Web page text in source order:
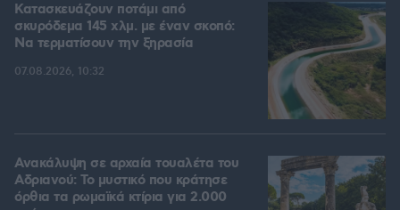
Κατασκευάζουν ποτάμι από
σκυρόδεμα 145 χλμ. με έναν σκοπό:
Να τερματίσουν την ξηρασία
07.08.2026, 10:32
Ανακάλυψη σε αρχαία τουαλέτα του
Αδριανού: Το μυστικό που κράτησε
όρθια τα ρωμαϊκά κτίρια για 2.000